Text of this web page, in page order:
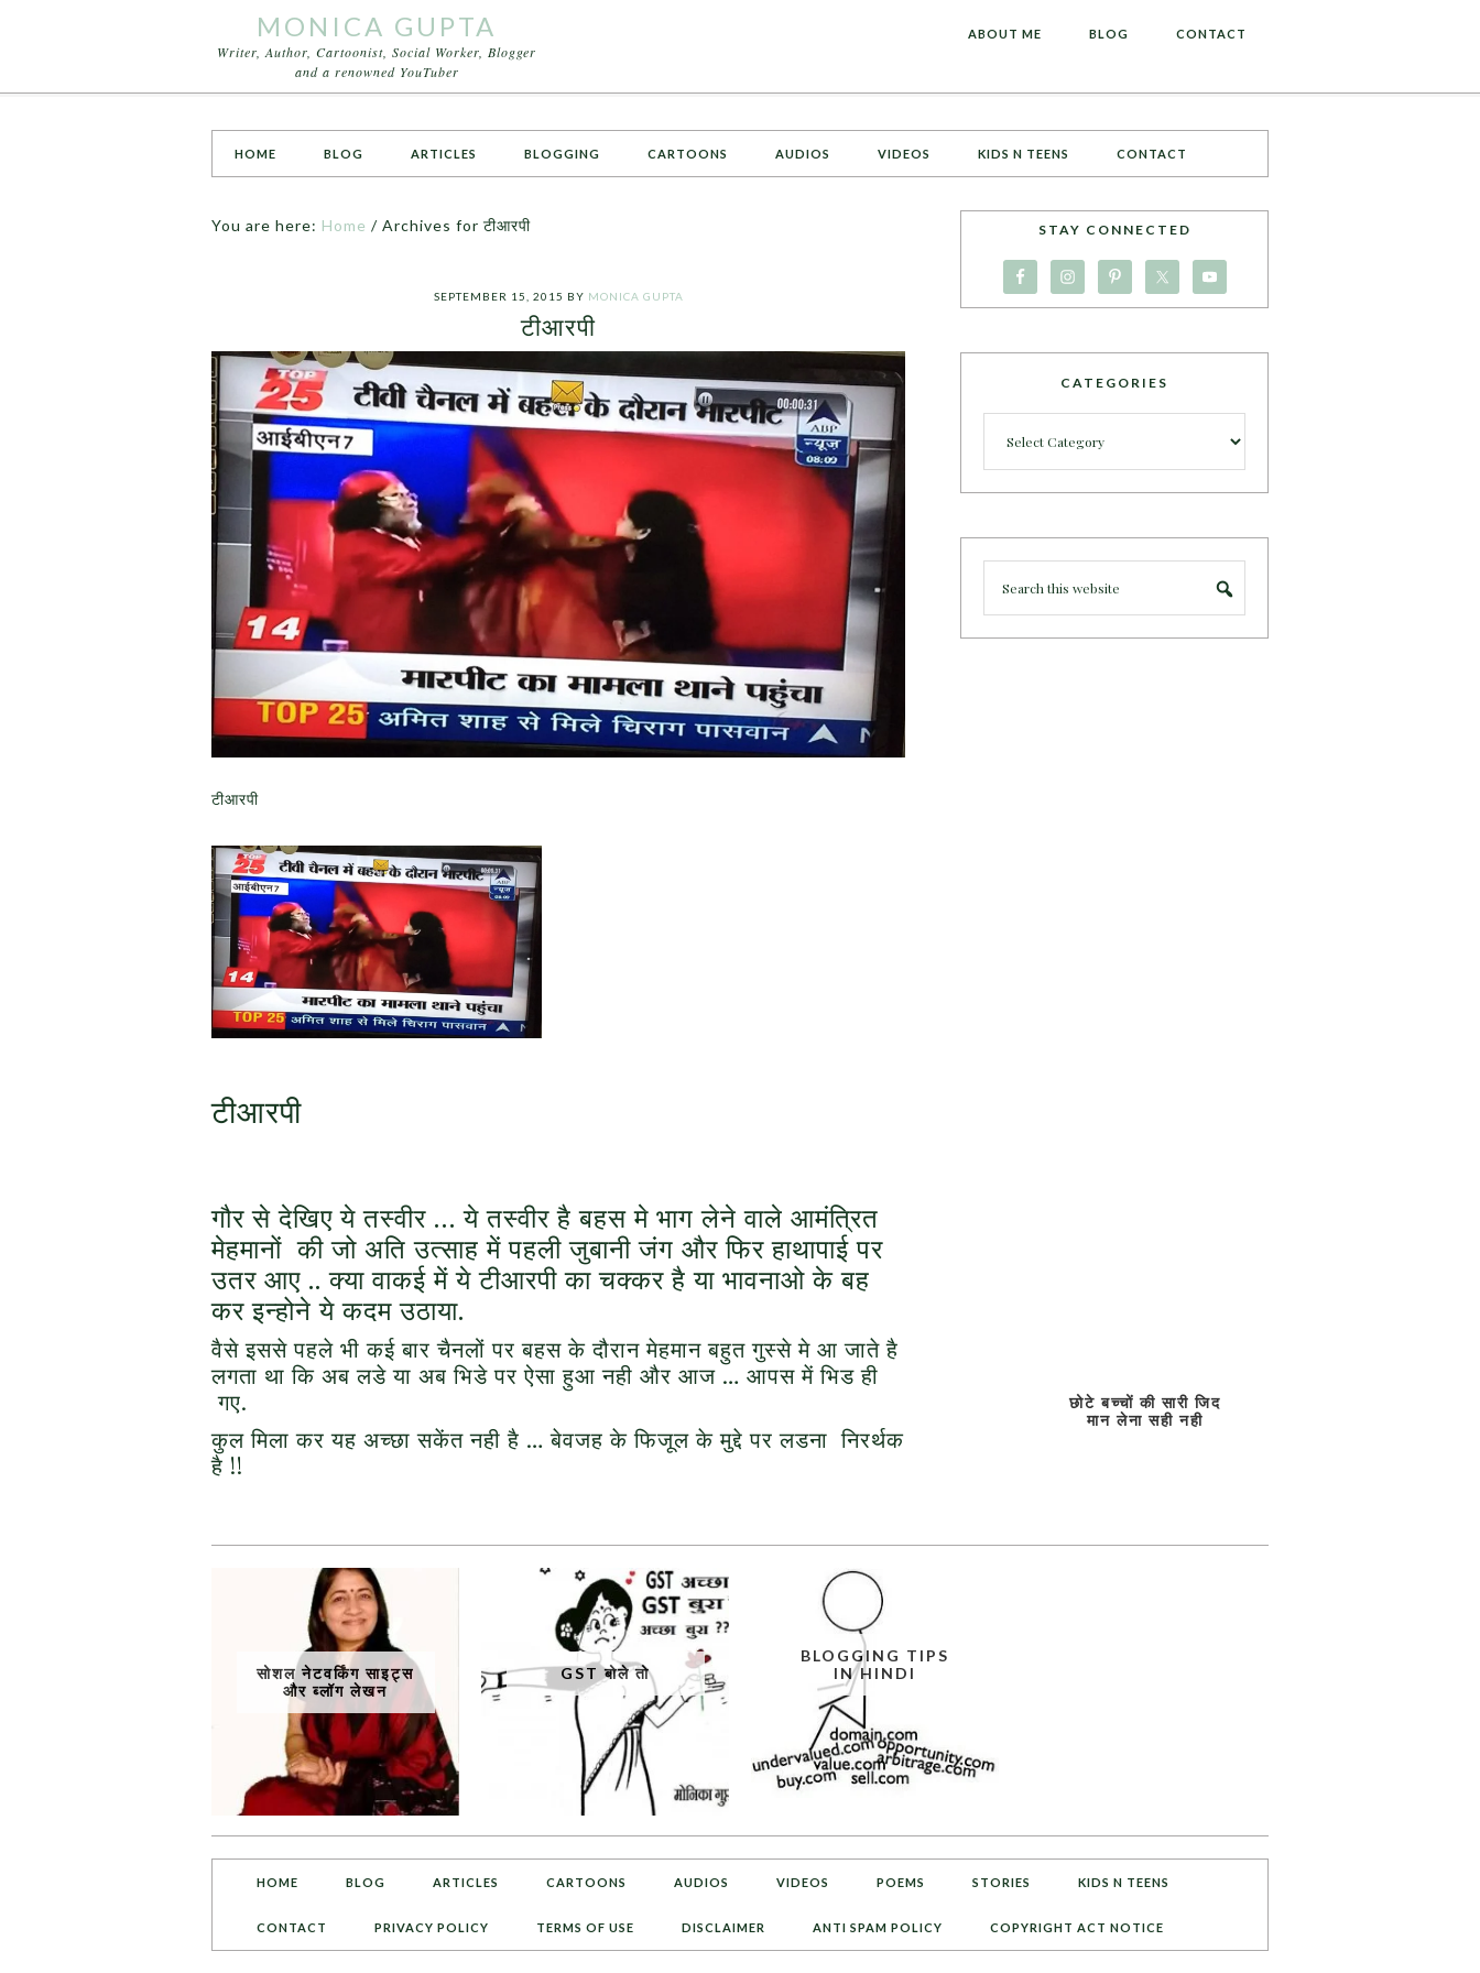
MONICA GUPTA
Writer, Author, Cartoonist, Social Worker, Blogger
and a renowned YouTuber
ABOUT ME BLOG CONTACT
HOME BLOG ARTICLES BLOGGING CARTOONS AUDIOS VIDEOS KIDS N TEENS CONTACT
You are here: Home / Archives for टीआरपी
SEPTEMBER 15, 2015 BY MONICA GUPTA
टीआरपी
टीआरपी
टीआरपी
गौर से देखिए ये तस्वीर … ये तस्वीर है बहस मे भाग लेने वाले आमंत्रित
मेहमानों की जो अति उत्साह में पहली जुबानी जंग और फिर हाथापाई पर
उतर आए .. क्या वाकई में ये टीआरपी का चक्कर है या भावनाओ के बह
कर इन्होने ये कदम उठाया.
वैसे इससे पहले भी कई बार चैनलों पर बहस के दौरान मेहमान बहुत गुस्से मे आ जाते है
लगता था कि अब लडे या अब भिडे पर ऐसा हुआ नही और आज … आपस में भिड ही
गए.
कुल मिला कर यह अच्छा सकेंत नही है … बेवजह के फिजूल के मुद्दे पर लडना निरर्थक
है !!
STAY CONNECTED
CATEGORIES
छोटे बच्चों की सारी जिद
मान लेना सही नही
BLOGGING TIPS
IN HINDI
GST बोले तो
सोशल नेटवर्किंग साइट्स
और ब्लॉग लेखन
HOME BLOG ARTICLES CARTOONS AUDIOS VIDEOS POEMS STORIES KIDS N TEENS
CONTACT PRIVACY POLICY TERMS OF USE DISCLAIMER ANTI SPAM POLICY COPYRIGHT ACT NOTICE